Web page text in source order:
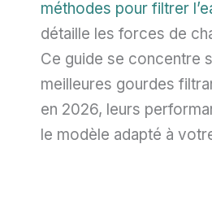
méthodes pour filtrer
détaille les forces de
Ce guide se concentre
meilleures gourdes
en 2026, leurs
le modèle adapté à